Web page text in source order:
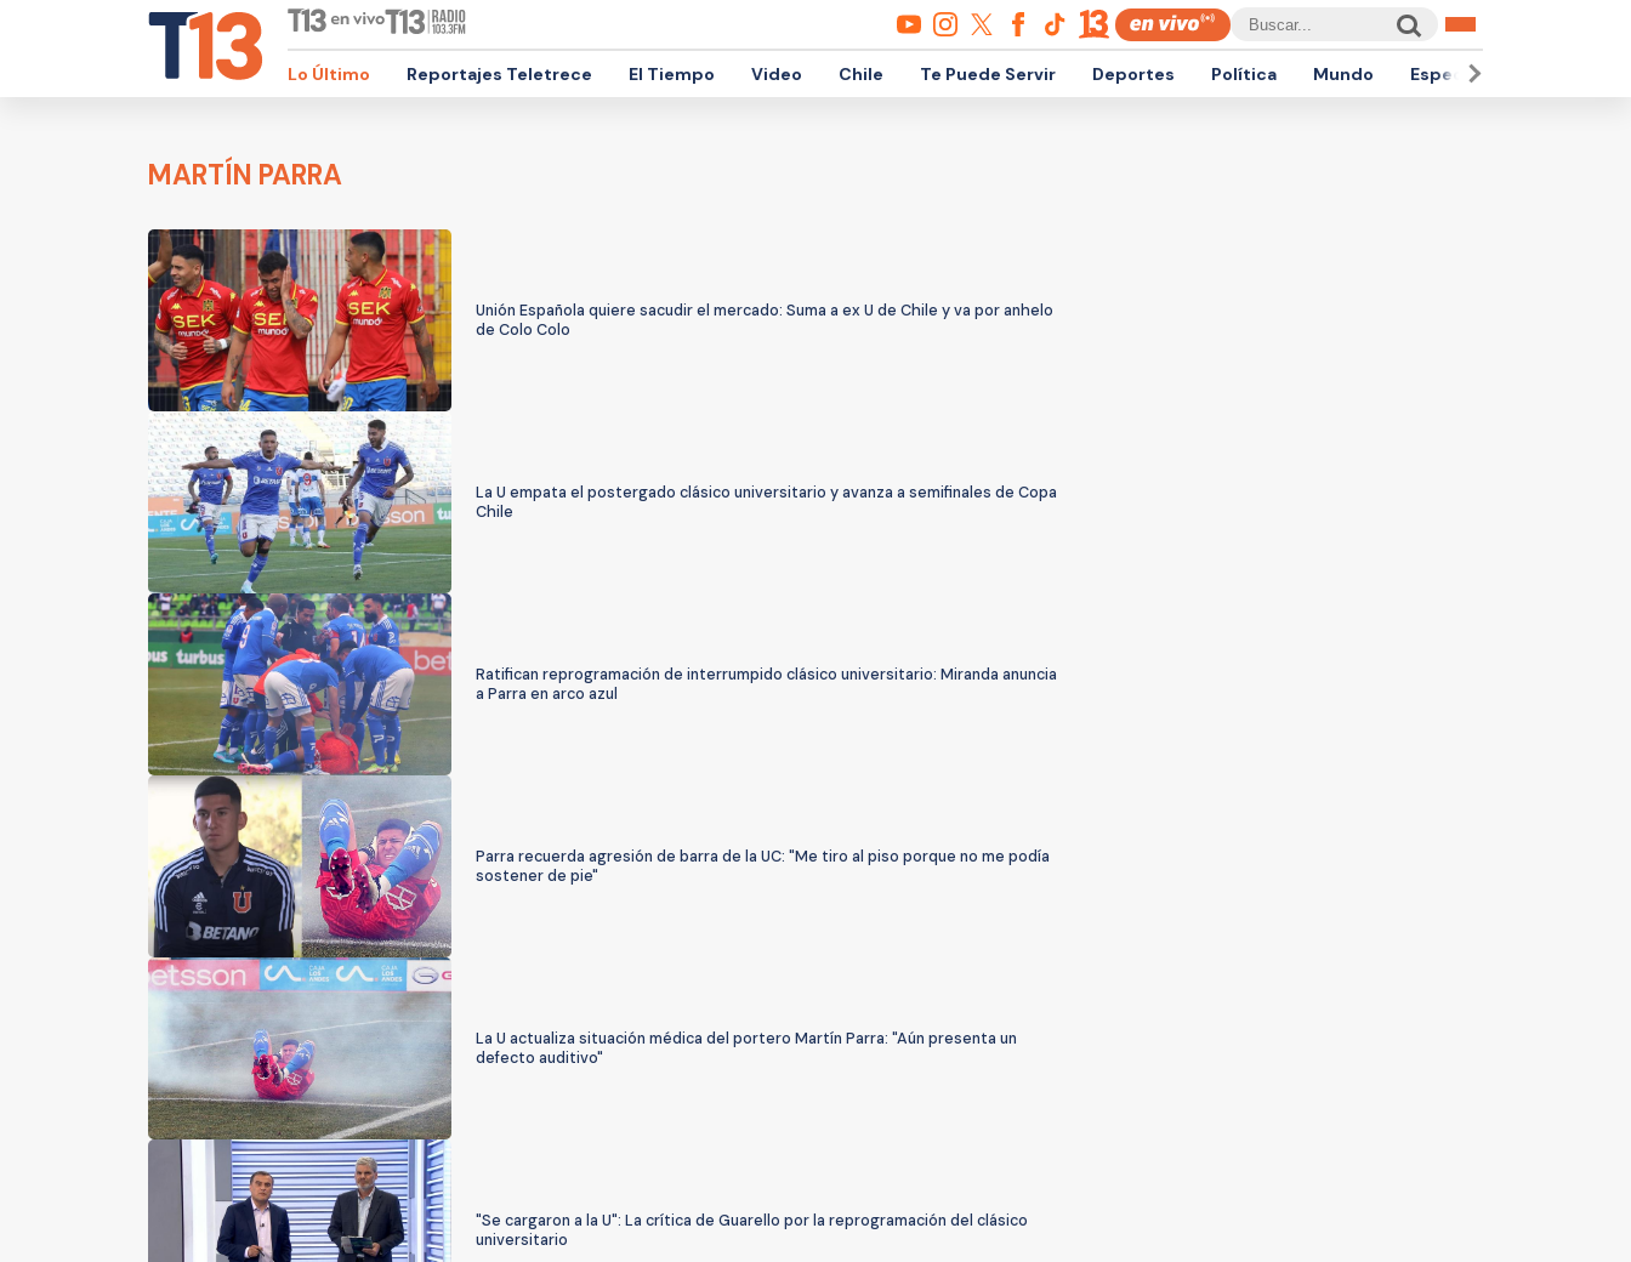
Lo Último Reportajes Teletrece El Tiempo Video Chile Te Puede Servir Deportes Política Mundo Espectáculos
MARTÍN PARRA
Unión Española quiere sacudir el mercado: Suma a ex U de Chile y va por anhelo
de Colo Colo
La U empata el postergado clásico universitario y avanza a semifinales de Copa
Chile
Ratifican reprogramación de interrumpido clásico universitario: Miranda anuncia
a Parra en arco azul
Parra recuerda agresión de barra de la UC: "Me tiro al piso porque no me podía
sostener de pie"
La U actualiza situación médica del portero Martín Parra: "Aún presenta un
defecto auditivo"
"Se cargaron a la U": La crítica de Guarello por la reprogramación del clásico
universitario